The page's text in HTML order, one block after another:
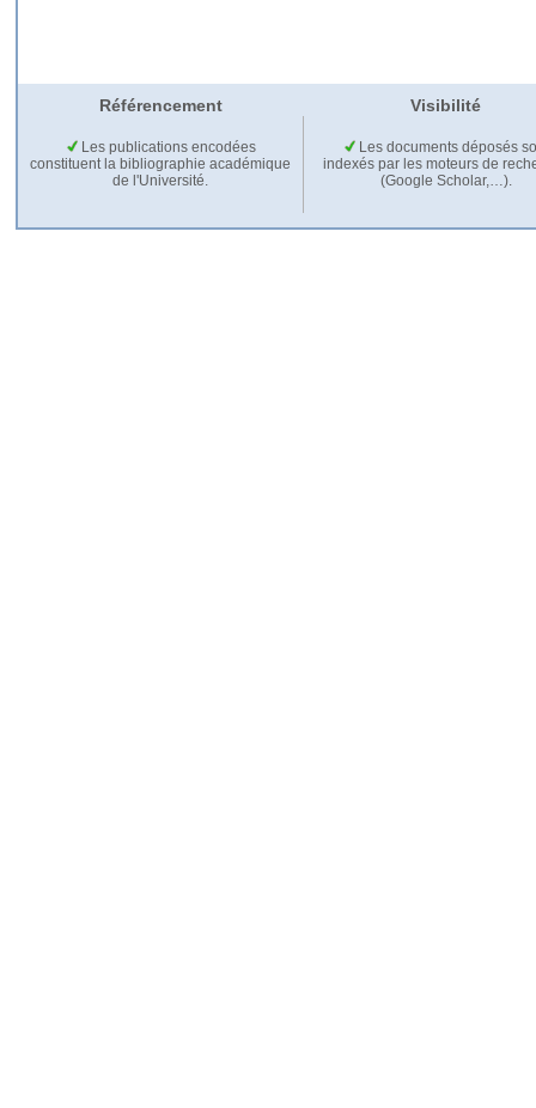
Référencement Visibilité
Les publications encodées
constituent la bibliographie académique
de l'Université.
Les documents déposés
indexés par les moteurs de
(Google Scholar,…).